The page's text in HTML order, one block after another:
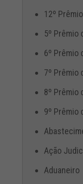
12º
5º Prêmio
6º Prêmio
7º Prêmio
8º Prêmio
9º Prêmio
Ação
Aduaneiro